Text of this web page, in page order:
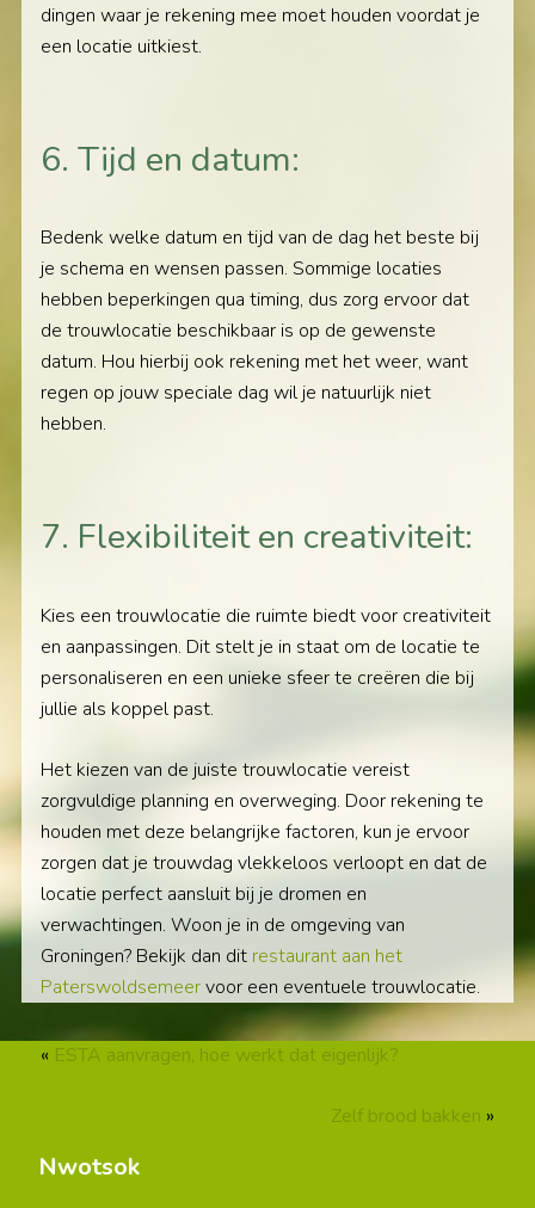
dingen waar je rekening mee moet houden voordat je
een locatie uitkiest.
6. Tijd en datum:
Bedenk welke datum en tijd van de dag het beste bij
je schema en wensen passen. Sommige locaties
hebben beperkingen qua timing, dus zorg ervoor dat
de trouwlocatie beschikbaar is op de gewenste
datum. Hou hierbij ook rekening met het weer, want
regen op jouw speciale dag wil je natuurlijk niet
hebben.
7. Flexibiliteit en creativiteit:
Kies een trouwlocatie die ruimte biedt voor creativiteit
en aanpassingen. Dit stelt je in staat om de locatie te
personaliseren en een unieke sfeer te creëren die bij
jullie als koppel past.
Het kiezen van de juiste trouwlocatie vereist
zorgvuldige planning en overweging. Door rekening te
houden met deze belangrijke factoren, kun je ervoor
zorgen dat je trouwdag vlekkeloos verloopt en dat de
locatie perfect aansluit bij je dromen en
verwachtingen. Woon je in de omgeving van
Groningen? Bekijk dan dit restaurant aan het
Paterswoldsemeervoor een eventuele trouwlocatie.
« ESTA aanvragen, hoe werkt dat eigenlijk?
Zelf brood bakken »
Nwotsok